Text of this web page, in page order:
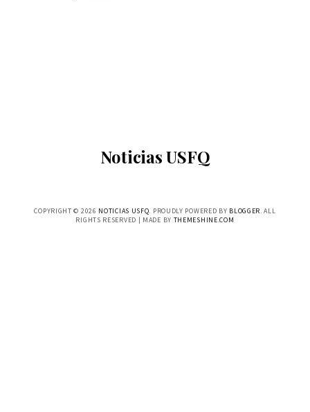
Noticias USFQ
COPYRIGHT © 2026 NOTICIAS USFQ. PROUDLY POWERED BY BLOGGER. ALL
RIGHTS RESERVED | MADE BY THEMESHINE.COM